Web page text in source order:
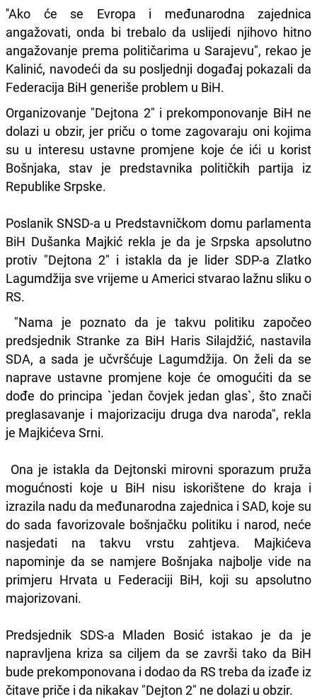
''Ako će se Evropa i međunarodna zajednica
angažovati, onda bi trebalo da uslijedi njihovo hitno
angažovanje prema političarima u Sarajevu", rekao je
Kalinić, navodeći da su posljednji događaj pokazali da
Federacija BiH generiše problem u BiH.
Organizovanje "Dejtona 2" i prekomponovanje BiH ne
dolazi u obzir, jer priču o tome zagovaraju oni kojima
su u interesu ustavne promjene koje će ići u korist
Bošnjaka, stav je predstavnika političkih partija iz
Republike Srpske.
Poslanik SNSD-a u Predstavničkom domu parlamenta
BiH Dušanka Majkić rekla je da je Srpska apsolutno
protiv "Dejtona 2" i istakla da je lider SDP-a Zlatko
Lagumdžija sve vrijeme u Americi stvarao lažnu sliku o
RS.
"Nama je poznato da je takvu politiku započeo
predsjednik Stranke za BiH Haris Silajdžić, nastavila
SDA, a sada je učvršćuje Lagumdžija. On želi da se
naprave ustavne promjene koje će omogućiti da se
dođe do principa `jedan čovjek jedan glas`, što znači
preglasavanje i majorizaciju druga dva naroda", rekla
je Majkićeva Srni.
Ona je istakla da Dejtonski mirovni sporazum pruža
mogućnosti koje u BiH nisu iskorištene do kraja i
izrazila nadu da međunarodna zajednica i SAD, koje su
do sada favorizovale bošnjačku politiku i narod, neće
nasjedati na takvu vrstu zahtjeva. Majkićeva
napominje da se namjere Bošnjaka najbolje vide na
primjeru Hrvata u Federaciji BiH, koji su apsolutno
majorizovani.
Predsjednik SDS-a Mladen Bosić istakao je da je
napravljena kriza sa ciljem da se završi tako da BiH
bude prekomponovana i dodao da RS treba da izađe iz
čitave priče i da nikakav "Dejton 2" ne dolazi u obzir.